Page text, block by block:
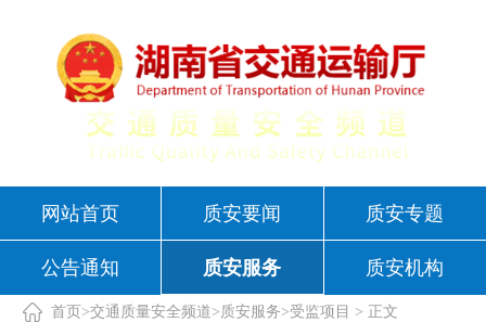
网站首页 质安要闻 质安专题
公告通知 质安服务 质安机构
首页 >交通质量安全频道> 质安服务>受监项目 > 正文